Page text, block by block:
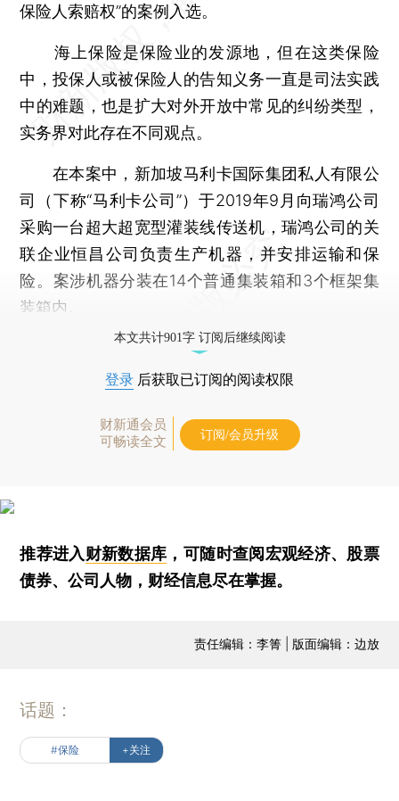
保险人索赔权”的案例入选。
海上保险是保险业的发源地，但在这类保险
中，投保人或被保险人的告知义务一直是司法实践
中的难题，也是扩大对外开放中常见的纠纷类型，
实务界对此存在不同观点。
在本案中，新加坡马利卡国际集团私人有限公
司（下称“马利卡公司”）于2019年9月向瑞鸿公司
采购一台超大超宽型灌装线传送机，瑞鸿公司的关
联企业恒昌公司负责生产机器，并安排运输和保
险。案涉机器分装在14个普通集装箱和3个框架集
装箱内。
本文共计901字 订阅后继续阅读
登录 后获取已订阅的阅读权限
财新通会员
可畅读全文
订阅/会员升级
推荐进入财新数据库 ，可随时查阅宏观经济、股票
债券、公司人物，财经信息尽在掌握。
责任编辑：李箐 | 版面编辑：边放
话题：
#保险 +关注